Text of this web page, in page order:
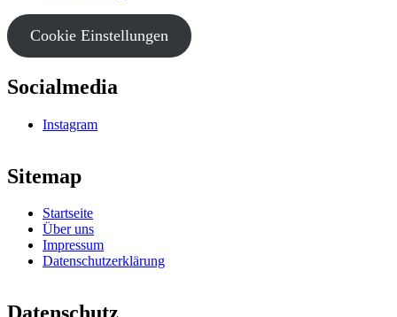
Cookie Einstellungen
Socialmedia
Instagram
Sitemap
Startseite
Über uns
Impressum
Datenschutzerklärung